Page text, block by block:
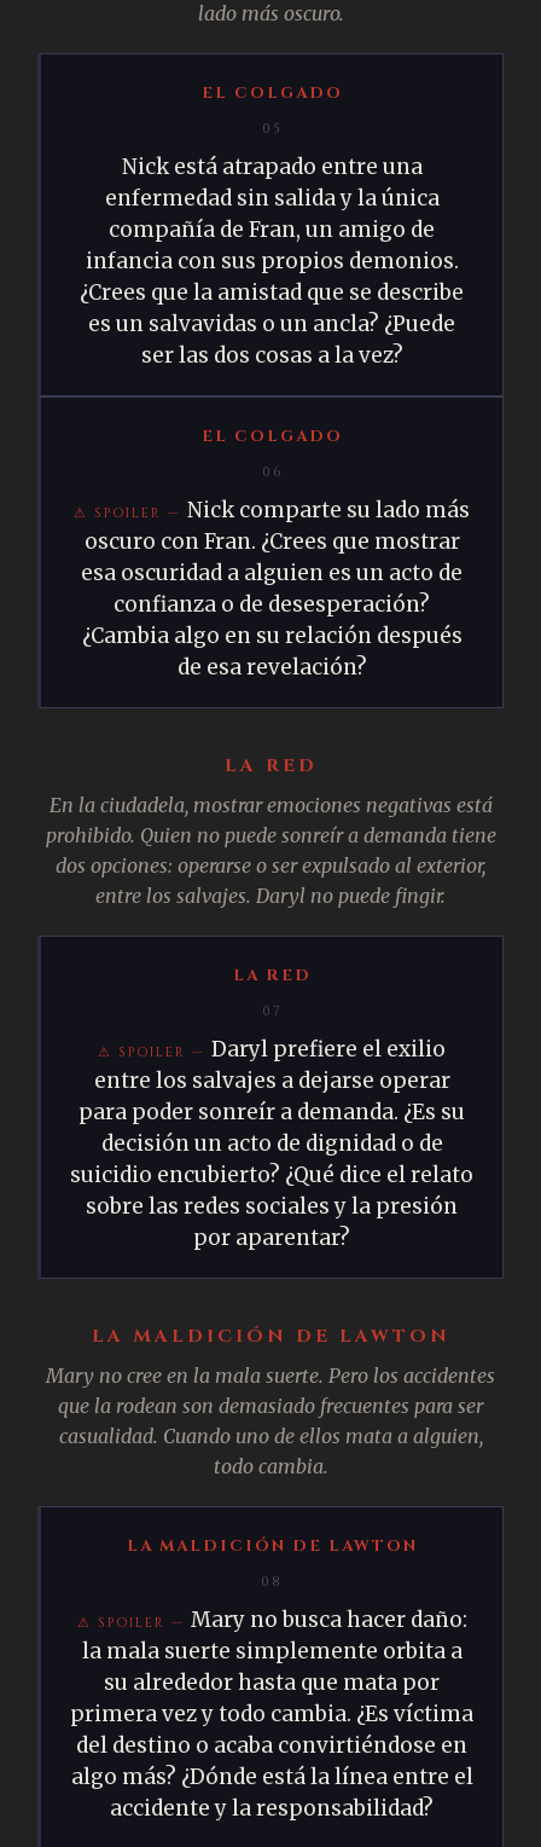
lado más oscuro.
EL COLGADO
05
Nick está atrapado entre una
enfermedad sin salida y la única
compañía de Fran, un amigo de
infancia con sus propios demonios.
¿Crees que la amistad que se describe
es un salvavidas o un ancla? ¿Puede
ser las dos cosas a la vez?
EL COLGADO
06
Nick comparte su lado más
oscuro con Fran. ¿Crees que mostrar
esa oscuridad a alguien es un acto de
confianza o de desesperación?
¿Cambia algo en su relación después
de esa revelación?
LA RED
En la ciudadela, mostrar emociones negativas está
prohibido. Quien no puede sonreír a demanda tiene
dos opciones: operarse o ser expulsado al exterior,
entre los salvajes. Daryl no puede fingir.
LA RED
07
Daryl prefiere el exilio
entre los salvajes a dejarse operar
para poder sonreír a demanda. ¿Es su
decisión un acto de dignidad o de
suicidio encubierto? ¿Qué dice el relato
sobre las redes sociales y la presión
por aparentar?
LA MALDICIÓN DE LAWTON
Mary no cree en la mala suerte. Pero los accidentes
que la rodean son demasiado frecuentes para ser
casualidad. Cuando uno de ellos mata a alguien,
todo cambia.
LA MALDICIÓN DE LAWTON
08
Mary no busca hacer daño:
la mala suerte simplemente orbita a
su alrededor hasta que mata por
primera vez y todo cambia. ¿Es víctima
del destino o acaba convirtiéndose en
algo más? ¿Dónde está la línea entre el
accidente y la responsabilidad?